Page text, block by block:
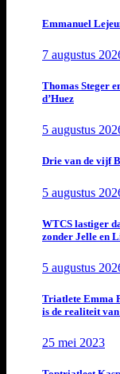
Emmanuel
7 augustus
Thomas Steger
d’Huez
5 augustus
Drie van de vijf
5 augustus
WTCS lastiger
zonder Jelle en
5 augustus
Triatlete Emma
is de realiteit
25 mei 2023